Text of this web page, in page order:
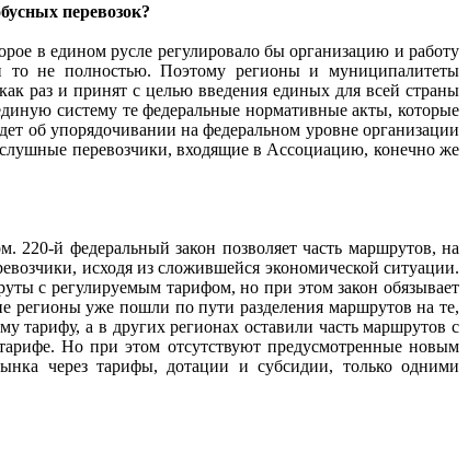
перевозок?
в едином русле регулировало бы организацию и работу
то не полностью. Поэтому регионы и муниципалитеты
раз и принят с целью введения единых для всей страны
систему те федеральные нормативные акты, которые
об упорядочивании на федеральном уровне организации
перевозчики, входящие в Ассоциацию, конечно же
220-й федеральный закон позволяет часть маршрутов, на
исходя из сложившейся экономической ситуации.
с регулируемым тарифом, но при этом закон обязывает
регионы уже пошли по пути разделения маршрутов на те,
тарифу, а в других регионах оставили часть маршрутов с
Но при этом отсутствуют предусмотренные новым
через тарифы, дотации и субсидии, только одними